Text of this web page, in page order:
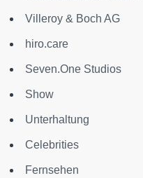
Villeroy & Boch AG
hiro.care
Seven.One Studios
Show
Unterhaltung
Celebrities
Fernsehen